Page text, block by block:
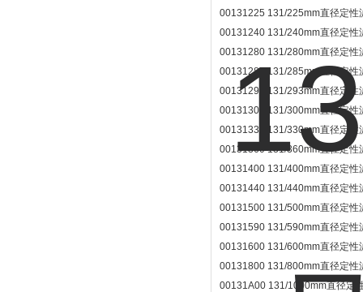
00131225 131/225mm直径定性
00131240 131/240mm直径定性
00131280 131/280mm直径定性
00131285 131/285mm直径定性
00131293 131/293mm直径定性
00131300 131/300mm直径定性
00131330 131/330mm直径定性
00131360 131/360mm直径定性
00131400 131/400mm直径定性
00131440 131/440mm直径定性
00131500 131/500mm直径定性
00131590 131/590mm直径定性
00131600 131/600mm直径定性
00131800 131/800mm直径定性
00131A00 131/1000mm直径定